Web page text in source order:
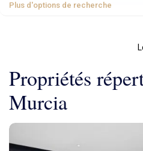
Plus d'options de recherche
Propriétés
Murcia